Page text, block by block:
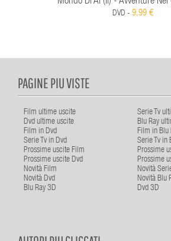
DVD - 9,99 €
PAGINE PIU VISTE
Film ultime uscite
Serie Tv
Dvd ultime uscite
Blu Ray
Film in Dvd
Film in Blu
Serie Tv in Dvd
Serie Tv in
Prossime uscite Film
Prossime
Prossime uscite Dvd
Prossime
Novità Film
Novità
Novità Dvd
Novità Blu
Blu Ray 3D
Dvd 3D